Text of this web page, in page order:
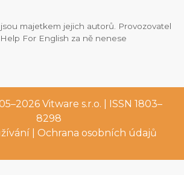
majetkem jejich autorů. Provozovatel
For English za ně nenese
Vitware s.r.o. | ISSN 1803–
8298
Ochrana osobních údajů